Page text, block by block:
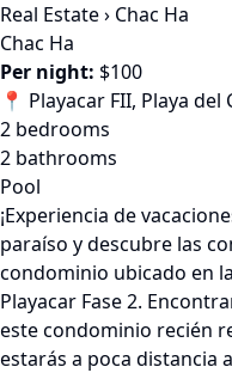
Real Estate› Chac Ha
Chac Ha
Per night: $100
📍 Playacar FII, Playa del
2 bedrooms
2 bathrooms
Pool
¡Experiencia de
paraíso y descubre las
condominio ubicado en
Playacar Fase 2.
este condominio recién
estarás a poca distancia